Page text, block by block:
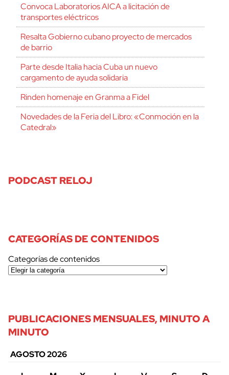
Convoca Laboratorios AICA a licitación de
transportes eléctricos
Resalta Gobierno cubano proyecto de mercados
de barrio
Parte desde Italia hacia Cuba un nuevo
cargamento de ayuda solidaria
Rinden homenaje en Granma a Fidel
Novedades de la Feria del Libro: «Conmoción en la
Catedral»
PODCAST RELOJ
CATEGORÍAS DE CONTENIDOS
Categorías de contenidos
PUBLICACIONES MENSUALES, MINUTO A
MINUTO
AGOSTO 2026